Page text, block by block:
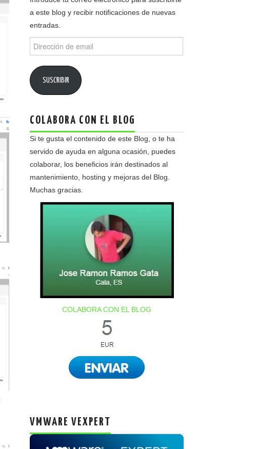
a este blog y recibir notificaciones de nuevas
entradas.
de
SUSCRIBIR
COLABORA CON EL BLOG
Si te gusta el contenido de este Blog, o te ha
servido de ayuda en alguna ocasión, puedes
colaborar, los beneficios irán destinados al
mantenimiento, hosting y mejoras del Blog.
Muchas gracias.
COLABORA CON EL BLOG
VMWARE VEXPERT